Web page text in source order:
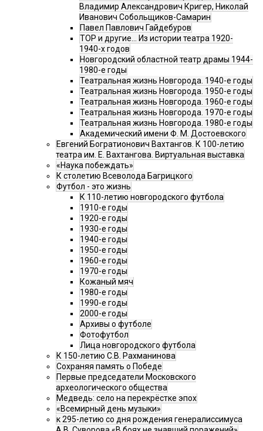
Владимир Александрович Кригер, Николай
Иванович Собольщиков-Самарин
Павел Павлович Гайдебуров
ТОР и другие… Из истории театра 1920-
1940-х годов
Новгородский областной театр драмы 1944-
1980-е годы
Театральная жизнь Новгорода. 1940-е годы
Театральная жизнь Новгорода. 1950-е годы
Театральная жизнь Новгорода. 1960-е годы
Театральная жизнь Новгорода. 1970-е годы
Театральная жизнь Новгорода. 1980-е годы
Академический имени Ф. М. Достоевского
Евгений Богратионович Вахтангов. К 100-летию
театра им. Е. Вахтангова. Виртуальная выставка
«Наука побеждать»
К столетию Всеволода Багрицкого
Футбол - это жизнь
К 110-летию новгородского футбола
1910-е годы
1920-е годы
1930-е годы
1940-е годы
1950-е годы
1960-е годы
1970-е годы
Кожаный мяч
1980-е годы
1990-е годы
2000-е годы
Архивы о футболе
Фотофутбол
Лица новгородского футбола
К 150-летию С.В. Рахманинова
Сохраняя память о Победе
Первые председатели Московского
археологического общества
Медведь: село на перекрёстке эпох
«Всемирный день музыки»
к 295-летию со дня рождения генералиссимуса